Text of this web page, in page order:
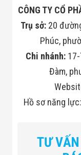
CÔNG TY CỔ
Trụ sở: 20
Phúc,
Chi nhánh:17-
Đàm,
Hồ sơ năng lực:
TƯ